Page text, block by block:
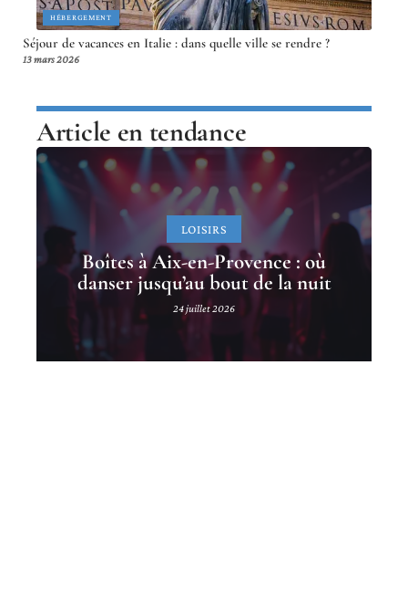
HÉBERGEMENT
Séjour de vacances en Italie : dans quelle ville se rendre ?
13 mars 2026
Article en tendance
LOISIRS
Boîtes à Aix-en-Provence : où
danser jusqu’au bout de la nuit
24 juillet 2026